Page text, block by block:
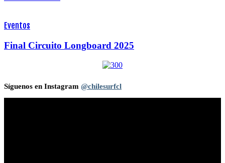
Eventos
Final Circuito Longboard 2025
Síguenos en Instagram @chilesurfcl